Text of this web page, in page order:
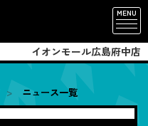
MENU
イオンモール広島府中店
ニュース一覧